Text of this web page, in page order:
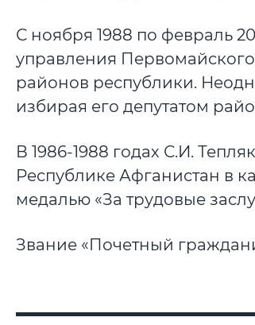
С ноября 1988 по февраль
управления
районов республики.
избирая его депутатом
В 1986-1988 годах С.И.
Республике Афганистан в
медалью «За трудовые
Звание «Почетный